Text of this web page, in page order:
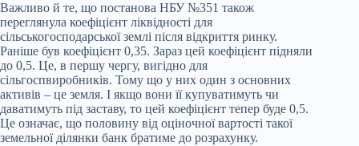
Важливо й те, що постанова НБУ №351 також
переглянула коефіцієнт ліквідності для
сільськогосподарської землі після відкриття ринку.
Раніше був коефіцієнт 0,35. Зараз цей коефіцієнт підняли
до 0,5. Це, в першу чергу, вигідно для
сільгоспвиробників. Тому що у них один з основних
активів – це земля. І якщо вони її купуватимуть чи
даватимуть під заставу, то цей коефіцієнт тепер буде 0,5.
Це означає, що половину від оціночної вартості такої
земельної ділянки банк братиме до розрахунку.